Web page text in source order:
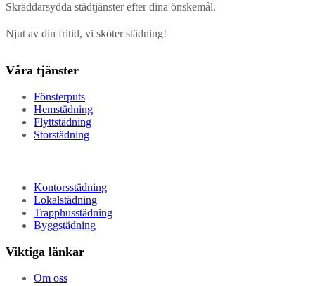
Skräddarsydda städtjänster efter dina önskemål.
Njut av din fritid, vi sköter städning!
Våra tjänster
Fönsterputs
Hemstädning
Flyttstädning
Storstädning
Kontorsstädning
Lokalstädning
Trapphusstädning
Byggstädning
Viktiga länkar
Om oss